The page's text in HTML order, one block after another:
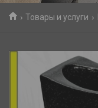
Товары и услуги